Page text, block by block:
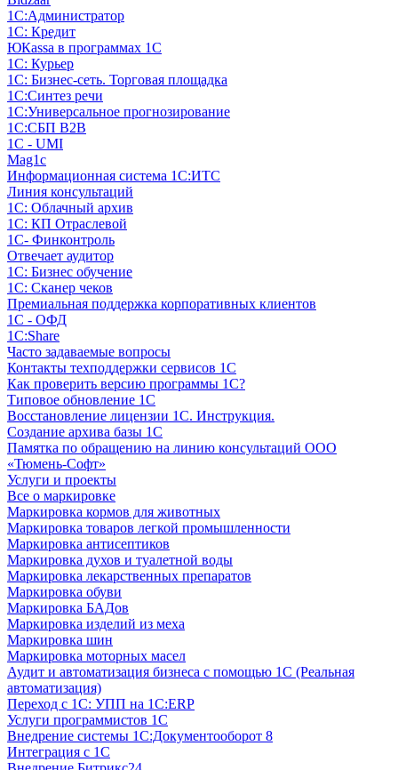
1С:Администратор
1С: Кредит
ЮКаssа в программах 1С
1С: Курьер
1С: Бизнес-сеть. Торговая площадка
1С:Синтез речи
1С:Универсальное прогнозирование
1С:СБП B2B
1C - UMI
Mag1c
Информационная система 1С:ИТС
Линия консультаций
1С: Облачный архив
1С: КП Отраслевой
1С- Финконтроль
Отвечает аудитор
1С: Бизнес обучение
1С: Сканер чеков
Премиальная поддержка корпоративных клиентов
1С - ОФД
1С:Share
Часто задаваемые вопросы
Контакты техподдержки сервисов 1С
Как проверить версию программы 1С?
Типовое обновление 1С
Восстановление лицензии 1С. Инструкция.
Создание архива базы 1С
Памятка по обращению на линию консультаций ООО
«Тюмень-Софт»
Услуги и проекты
Все о маркировке
Маркировка кормов для животных
Маркировка товаров легкой промышленности
Маркировка антисептиков
Маркировка духов и туалетной воды
Маркировка лекарственных препаратов
Маркировка обуви
Маркировка БАДов
Маркировка изделий из меха
Маркировка шин
Маркировка моторных масел
Аудит и автоматизация бизнеса с помощью 1С (Реальная
автоматизация)
Переход с 1С: УПП на 1С:ERP
Услуги программистов 1С
Внедрение системы 1С:Документооборот 8
Интеграция с 1С